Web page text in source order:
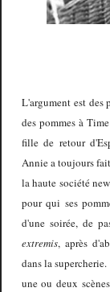
L'argument est
des pommes à
fille de retour
Annie a toujours
la haute société
pour qui ses
d'une soirée, de
extremis, après
dans la
une ou deux